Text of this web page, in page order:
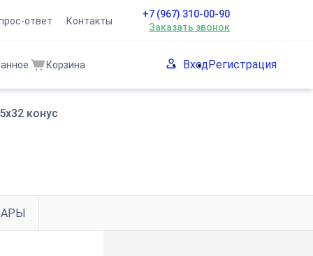
ответ Контакты
+7 (967) 310-00-90
Заказать звонок
Корзина ВходРегистрация
конус